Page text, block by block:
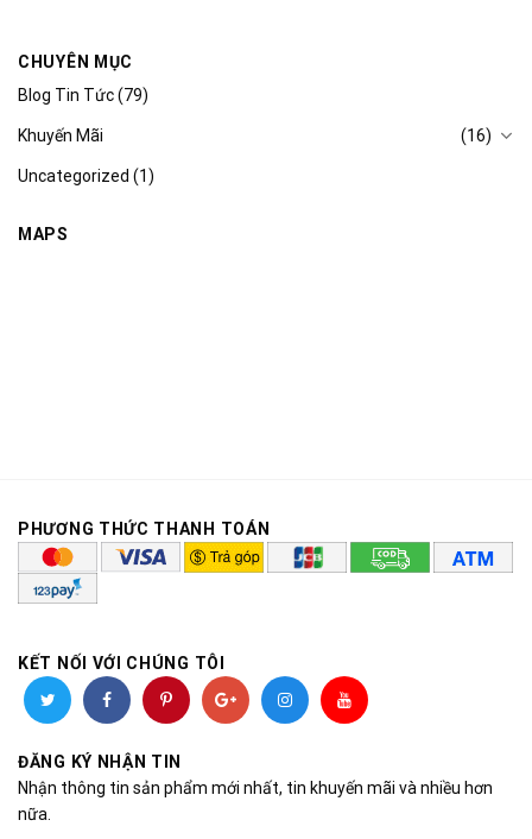
CHUYÊN MỤC
Blog Tin Tức(79)
Khuyến Mãi (16)
Uncategorized (1)
MAPS
PHƯƠNG THỨC THANH TOÁN
KẾT NỐI VỚI CHÚNG TÔI
ĐĂNG KÝ NHẬN TIN
Nhận thông tin sản phẩm mới nhất, tin khuyến mãi và nhiều hơn
nữa.